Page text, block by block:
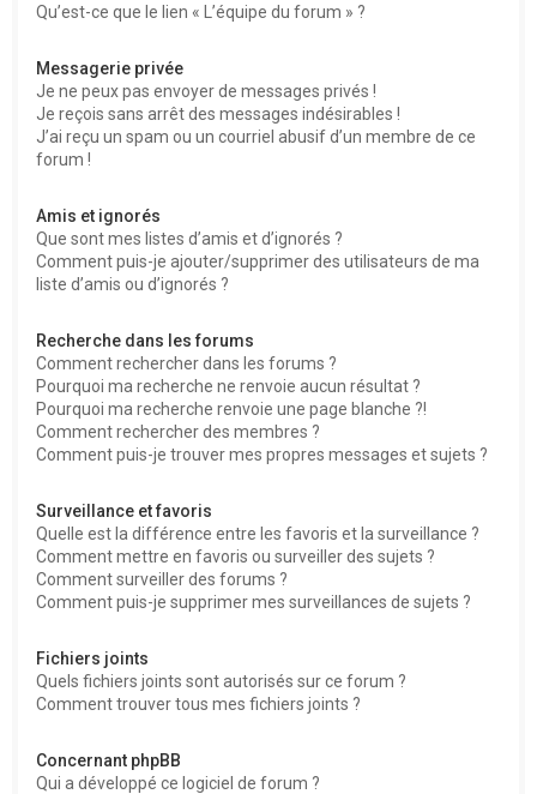
Qu’est-ce que le lien « L’équipe du forum » ?
Messagerie privée
Je ne peux pas envoyer de messages privés !
Je reçois sans arrêt des messages indésirables !
J’ai reçu un spam ou un courriel abusif d’un membre de ce
forum !
Amis et ignorés
Que sont mes listes d’amis et d’ignorés ?
Comment puis-je ajouter/supprimer des utilisateurs de ma
liste d’amis ou d’ignorés ?
Recherche dans les forums
Comment rechercher dans les forums ?
Pourquoi ma recherche ne renvoie aucun résultat ?
Pourquoi ma recherche renvoie une page blanche ?!
Comment rechercher des membres ?
Comment puis-je trouver mes propres messages et sujets ?
Surveillance et favoris
Quelle est la différence entre les favoris et la surveillance ?
Comment mettre en favoris ou surveiller des sujets ?
Comment surveiller des forums ?
Comment puis-je supprimer mes surveillances de sujets ?
Fichiers joints
Quels fichiers joints sont autorisés sur ce forum ?
Comment trouver tous mes fichiers joints ?
Concernant phpBB
Qui a développé ce logiciel de forum ?